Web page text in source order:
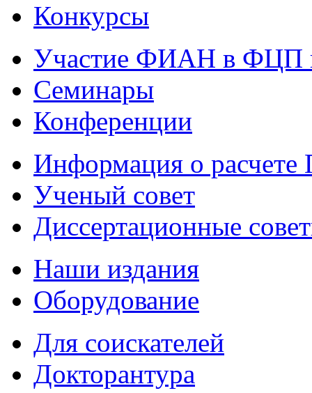
Конкурсы
Участие ФИАН в ФЦП
Семинары
Конференции
Информация о
Ученый совет
Диссертационные
Наши издания
Оборудование
Для соискателей
Докторантура